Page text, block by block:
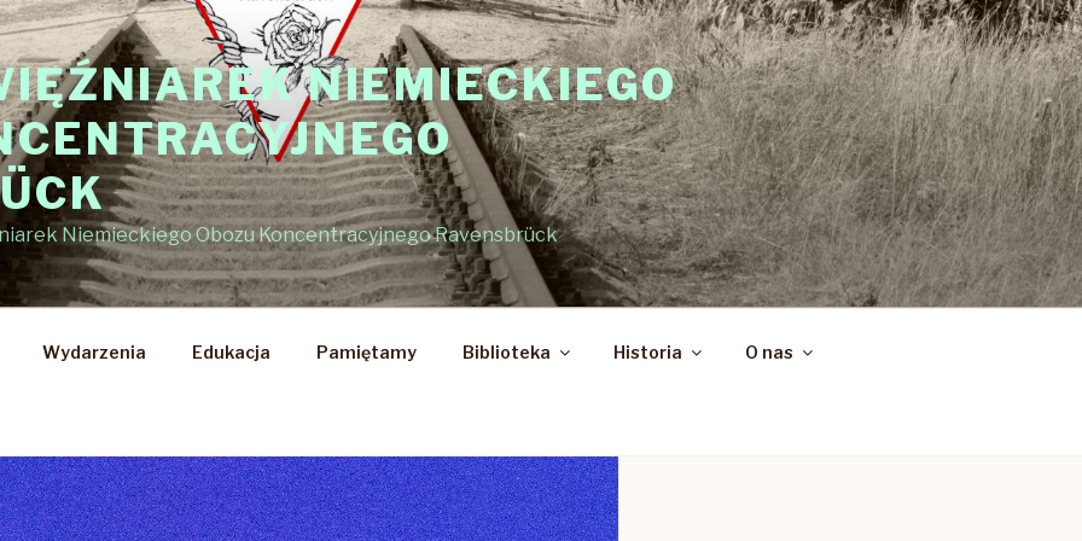
NIEMIECKIEGO
Niemieckiego Obozu Koncentracyjnego Ravensbrück
Wydarzenia Edukacja Pamiętamy Biblioteka Historia O nas